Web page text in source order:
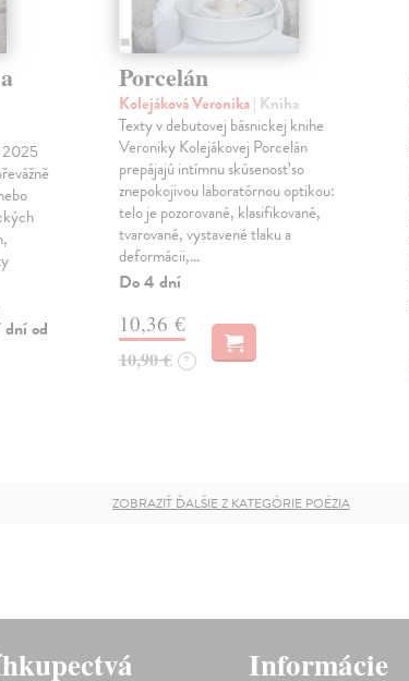
2025
od
Porcelán
Kolejáková Veronika| Kniha
Texty v debutovej básnickej knihe
Veroniky Kolejákovej Porcelán
prepájajú intímnu skúsenosť so
znepokojivou laboratórnou optikou:
telo je pozorované, klasifikované,
tvarované, vystavené tlaku a
deformácii,…
Do 4 dní
10,36 €
10,90 € ?
ZOBRAZIŤ ĎALŠIE Z KATEGÓRIE POÉZIA
Informácie